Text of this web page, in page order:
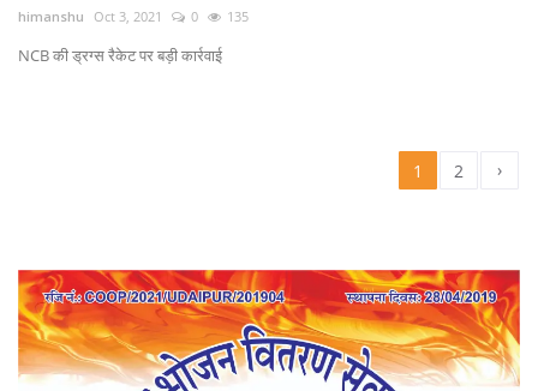
himanshu Oct 3, 2021 0 135
NCB की ड्रग्स रैकेट पर बड़ी कार्रवाई
1 2 ›